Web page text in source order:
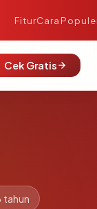
FiturCara
Cek Gratis
tahun